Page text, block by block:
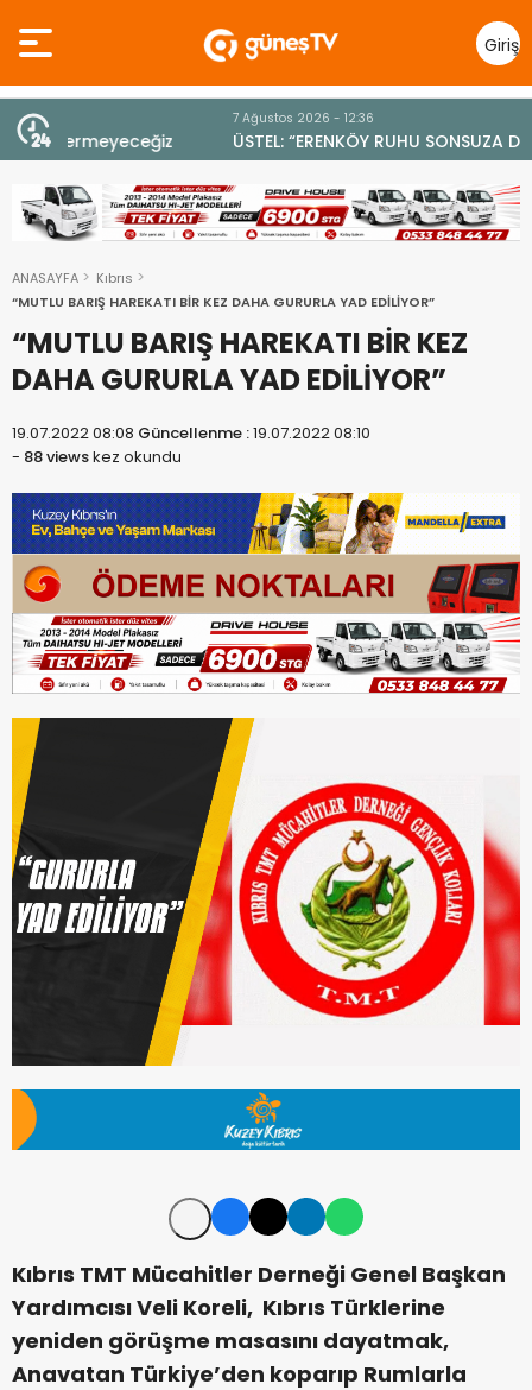
Giriş
Yap
ÜSTEL: “ERENKÖY RUHU SONSUZA DEK YAŞAYACAK”
ANASAYFA
Kıbrıs
“MUTLU BARIŞ HAREKATI BİR KEZ DAHA GURURLA YAD EDİLİYOR”
“MUTLU BARIŞ HAREKATI BİR KEZ
DAHA GURURLA YAD EDİLİYOR”
19.07.2022 08:08 Güncellenme :19.07.2022 08:10
- 88 viewskez okundu
Kıbrıs TMT Mücahitler Derneği Genel Başkan
Yardımcısı Veli Koreli, Kıbrıs Türklerine
yeniden görüşme masasını dayatmak,
Anavatan Türkiye’den koparıp Rumlarla